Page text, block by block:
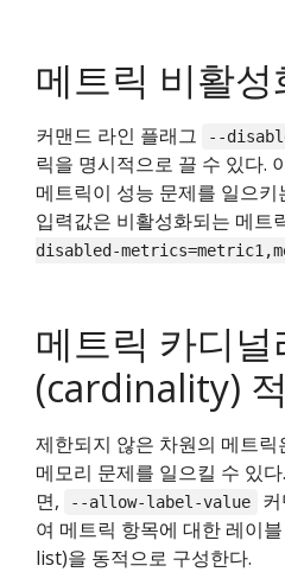
메트릭 비활성
커맨드 라인 플래그 --
릭을 명시적으로 끌 수 있다.
메트릭이 성능 문제를 일으
입력값은 비활성화되는 메트
disabled-
메트릭 카디널
(cardinality)
제한되지 않은 차원의 메트
메모리 문제를 일으킬 수 있
면,
--allow-label-value
여 메트릭 항목에 대한 레이
list)을 동적으로 구성한다.